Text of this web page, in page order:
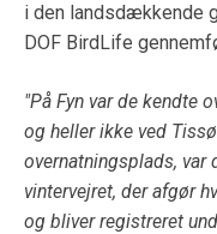
i den landsdækkende
DOF BirdLife
"På Fyn var de kendte
og heller ikke ved
overnatningsplads, var
vintervejret, der afgør
og bliver registreret